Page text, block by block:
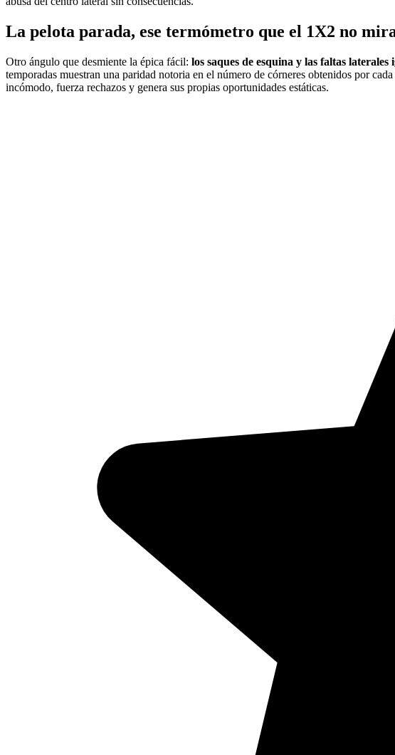
La pelota parada, ese termómetro que el 1X2 no
Otro ángulo que desmiente la épica fácil: los saques de esquina y las faltas
temporadas muestran una paridad notoria en el número de córneres obtenidos por
incómodo, fuerza rechazos y genera sus propias oportunidades estáticas.